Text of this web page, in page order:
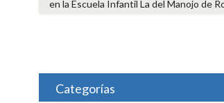
en la Escuela Infantil La del Manojo de
Categorías